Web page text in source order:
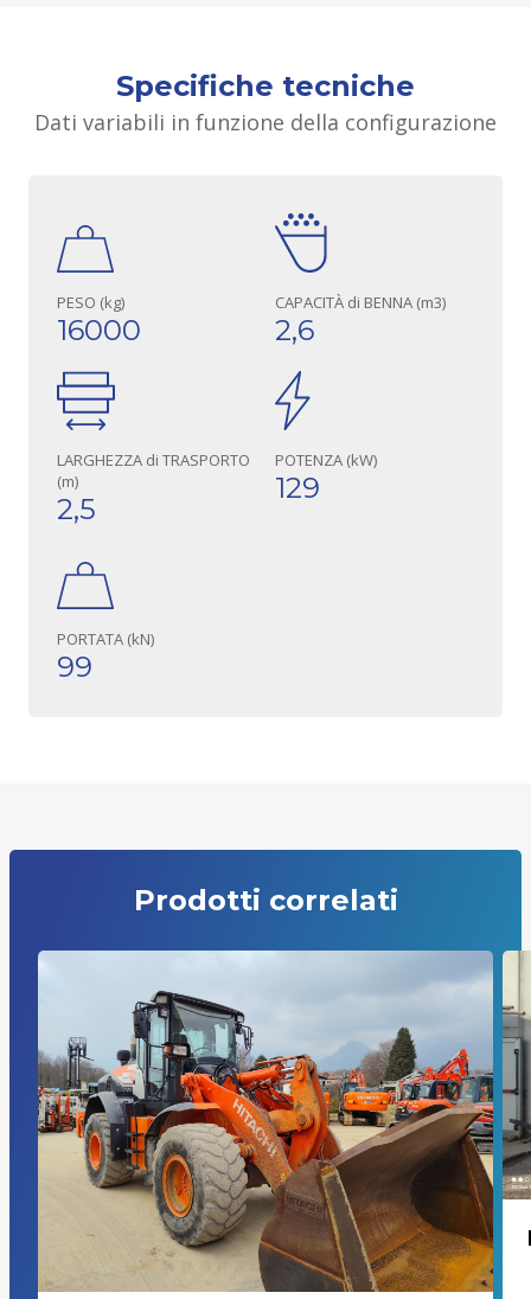
Specifiche tecniche
Dati variabili in funzione della configurazione
PESO (kg)
16000
CAPACITÀ di BENNA (m3)
2,6
LARGHEZZA di TRASPORTO
(m)
2,5
POTENZA (kW)
129
PORTATA (kN)
99
Prodotti correlati